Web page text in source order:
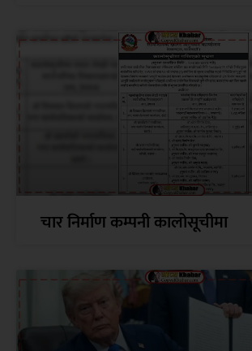
चार निर्माण कम्पनी कालोसूचीमा